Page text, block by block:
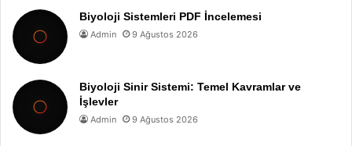
Biyoloji Sistemleri PDF İncelemesi
Admin 9 Ağustos 2026
Biyoloji Sinir Sistemi: Temel Kavramlar ve
İşlevler
Admin 9 Ağustos 2026